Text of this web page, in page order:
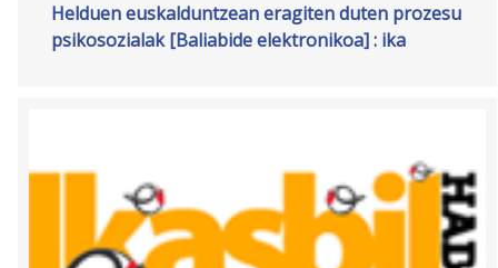
Helduen euskalduntzean eragiten duten prozesu
psikosozialak [Baliabide elektronikoa] : ika